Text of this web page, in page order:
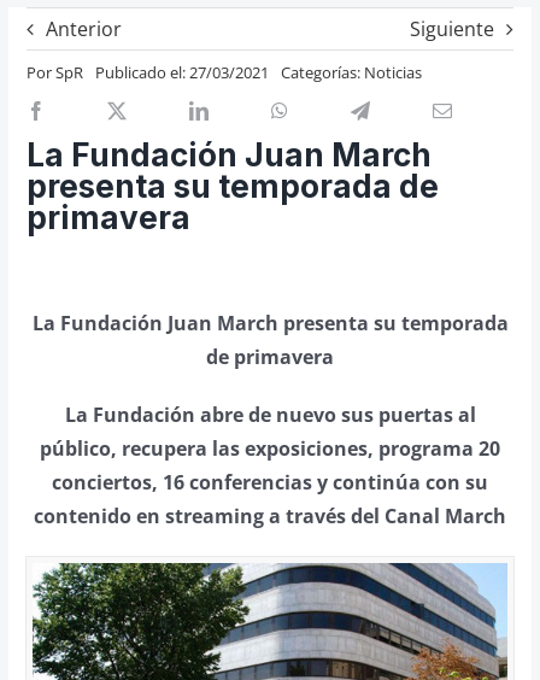
Previos de ópera
Entrevistas
Recomendación
Cosas de Beckmesser
Nosotros y privacidad
Buscar:
Anterior Siguiente
PorSpR Publicado el: 27/03/2021 Categorías: Noticias
La Fundación Juan March
presenta su temporada de
primavera
La Fundación Juan March presenta su temporada
de primavera
La Fundación abre de nuevo sus puertas al
público, recupera las exposiciones, programa 20
conciertos, 16 conferencias y continúa con su
contenido en streaming a través del Canal March